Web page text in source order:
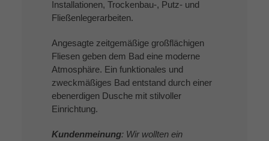
Installationen, Trockenbau-, Putz- und
Fließenlegerarbeiten.
Angesagte zeitgemäßige großflächigen
Fliesen geben dem Bad eine moderne
Atmosphäre. Ein funktionales und
zweckmäßiges Bad entstand durch einer
ebenerdigen Dusche mit stilvoller
Einrichtung.
Kundenmeinung: Wir wollten ein